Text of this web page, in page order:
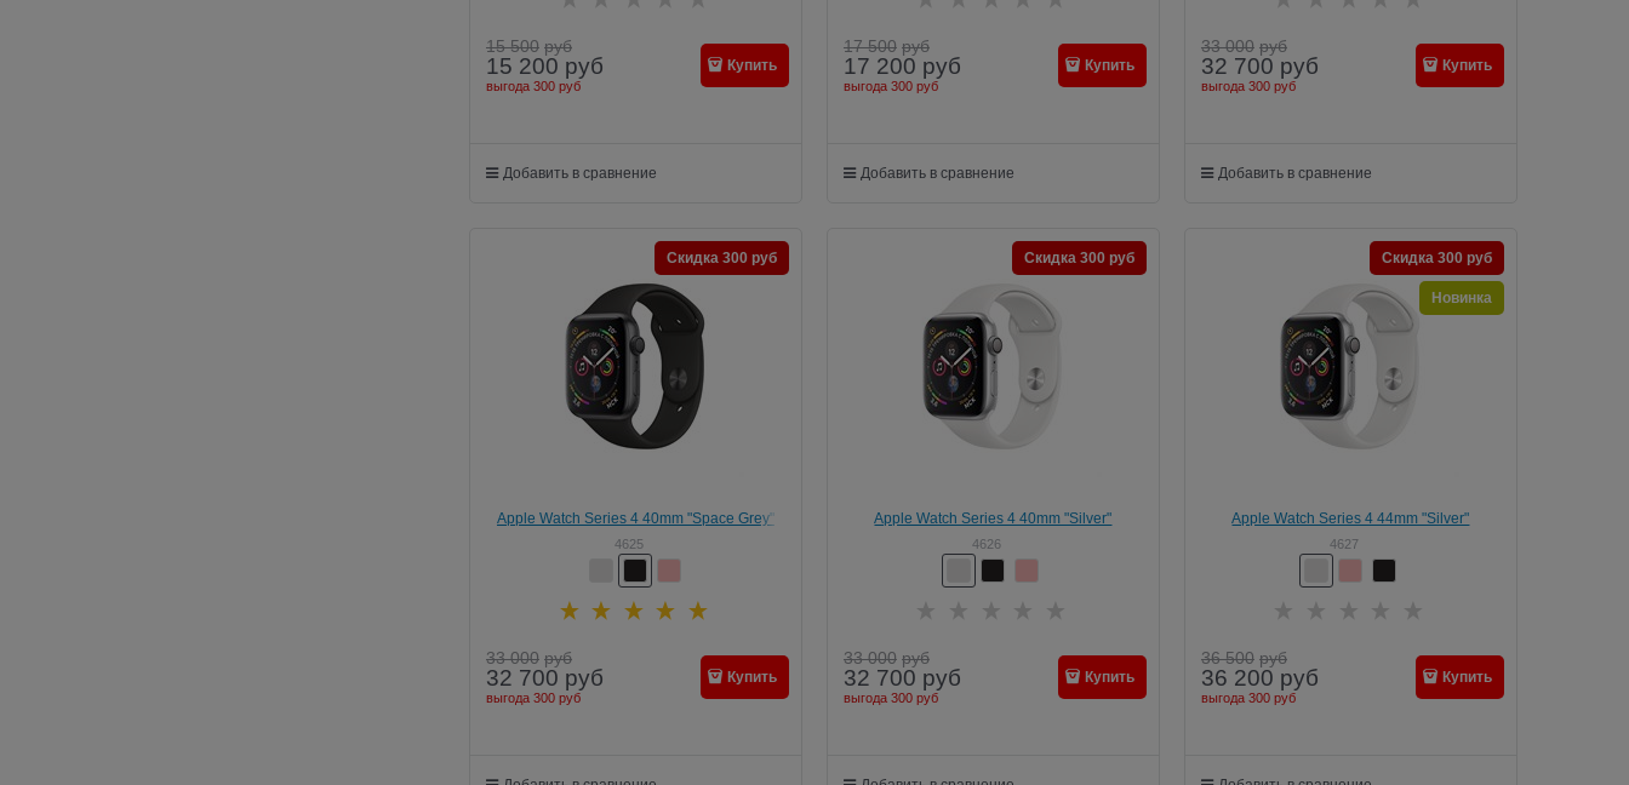
15 500 руб
15 200 руб
выгода 300 руб
Купить
Добавить в сравнение
17 500 руб
17 200 руб
выгода 300 руб
Купить
Добавить в сравнение
33 000 руб
32 700 руб
выгода 300 руб
Купить
Добавить в сравнение
Apple Watch Series 4 40mm "Space Grey"
4625
Скидка 300 руб
33 000 руб
32 700 руб
выгода 300 руб
Купить
Apple Watch Series 4 40mm "Silver"
4626
Скидка 300 руб
33 000 руб
32 700 руб
выгода 300 руб
Купить
Apple Watch Series 4 44mm "Silver"
4627
Скидка 300 руб
Новинка
36 500 руб
36 200 руб
выгода 300 руб
Купить